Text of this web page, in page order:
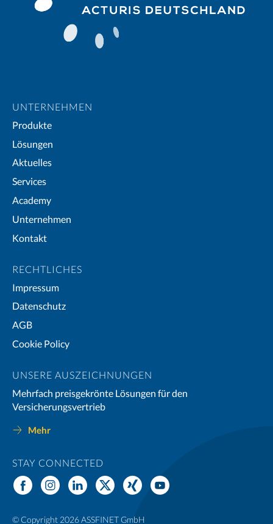
UNTERNEHMEN
Produkte
Lösungen
Aktuelles
Services
Academy
Unternehmen
Kontakt
RECHTLICHES
Impressum
Datenschutz
AGB
Cookie Policy
UNSERE AUSZEICHNUNGEN
Mehrfach preisgekrönte Lösungen für den
Versicherungsvertrieb
Mehr
STAY CONNECTED
© Copyright 2026 ASSFINET GmbH